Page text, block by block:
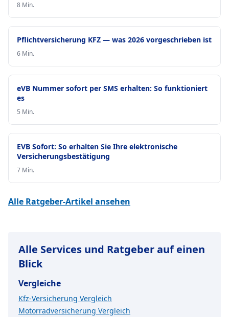
8 Min.
Pflichtversicherung KFZ — was 2026 vorgeschrieben ist
6 Min.
eVB Nummer sofort per SMS erhalten: So funktioniert
es
5 Min.
EVB Sofort: So erhalten Sie Ihre elektronische
Versicherungsbestätigung
7 Min.
Alle Ratgeber-Artikel ansehen
Alle Services und Ratgeber auf einen
Blick
Vergleiche
Kfz-Versicherung Vergleich
Motorradversicherung Vergleich